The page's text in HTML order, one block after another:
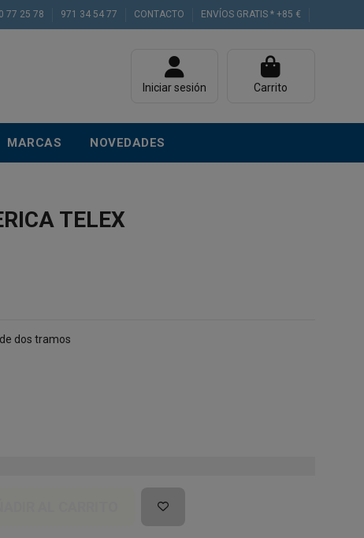
77 25 78 971 34 54 77 CONTACTO ENVÍOS GRATIS * +85 €
Iniciar sesión Carrito
MARCAS NOVEDADES
TELEX
dos tramos